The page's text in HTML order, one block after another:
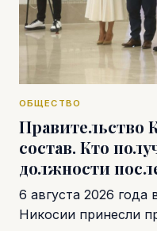
ОБЩЕСТВО
Правительство
состав. Кто
должности
6 августа 2026
Никосии принесли